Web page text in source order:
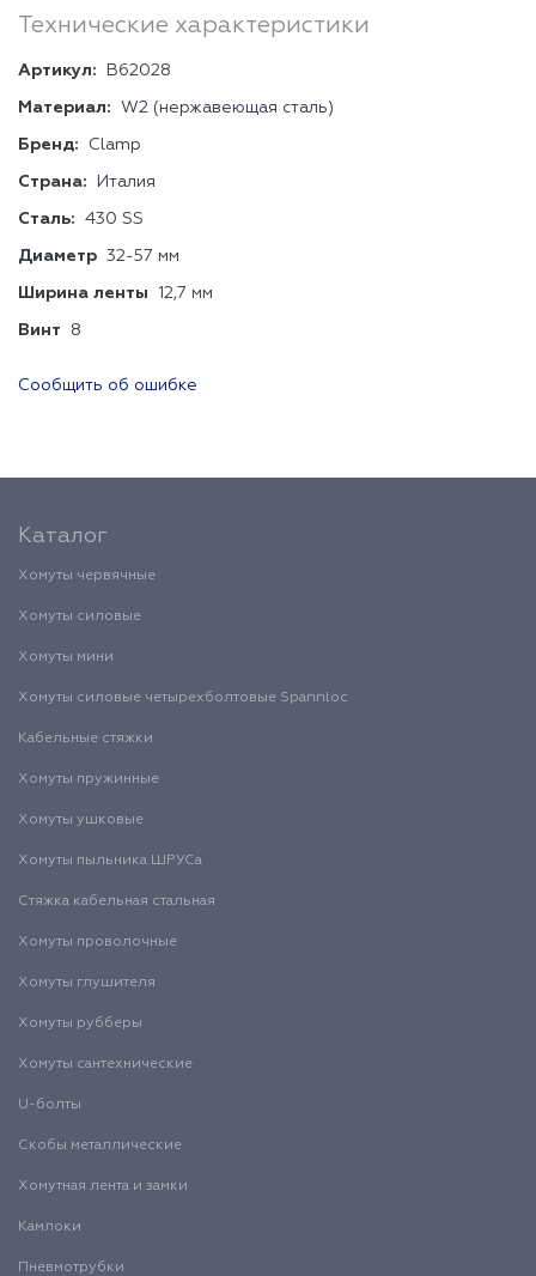
Технические характеристики
Артикул: B62028
Материал: W2 (нержавеющая сталь)
Бренд: Clamp
Страна: Италия
Сталь: 430 SS
Диаметр 32-57 мм
Ширина ленты 12,7 мм
Винт 8
Сообщить об ошибке
Каталог
Хомуты червячные
Хомуты силовые
Хомуты мини
Хомуты силовые четырехболтовые Spannloc
Кабельные стяжки
Хомуты пружинные
Хомуты ушковые
Хомуты пыльника ШРУСа
Стяжка кабельная стальная
Хомуты проволочные
Хомуты глушителя
Хомуты рубберы
Хомуты сантехнические
U-болты
Скобы металлические
Хомутная лента и замки
Камлоки
Пневмотрубки